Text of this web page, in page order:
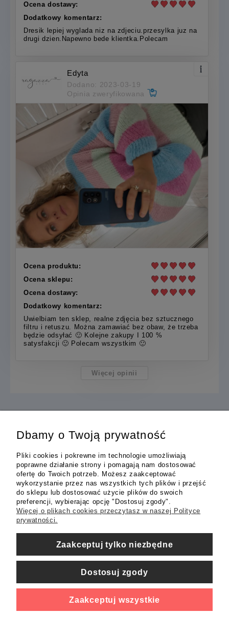
Ocena dostawy:
Dodatkowy komentarz:
Dresik lepiej wyglada niz na zdjeciu.przesylka juz na
drugi dzien.Napewno bede klientka.Polecam
Edyta
Dodano: 2023-03-19
Opinia zweryfikowana
Ocena produktu:
Ocena sklepu:
Ocena dostawy:
Dodatkowy komentarz:
Uwielbiam ten sklep, realne zdjęcia bez sztucznego
filtru i retuszu. Można zamawiać bez obaw, że trzeba
będzie odsyłać 🙂 Kolejne zakupy I 100 %
satysfakcji 🙂 Polecam wszystkim 🙂
Więcej opinii
OBSŁUGA KLIENTA
MOJE KONTO
Dbamy o Twoją prywatność
Pliki cookies i pokrewne im technologie umożliwiają
poprawne działanie strony i pomagają nam dostosować
ofertę do Twoich potrzeb. Możesz zaakceptować
wykorzystanie przez nas wszystkich tych plików i przejść
do sklepu lub dostosować użycie plików do swoich
preferencji, wybierając opcję "Dostosuj zgody".
Więcej o plikach cookies przeczytasz w naszej Polityce
prywatności.
Zaakceptuj tylko niezbędne
Dostosuj zgody
Zaakceptuj wszystkie